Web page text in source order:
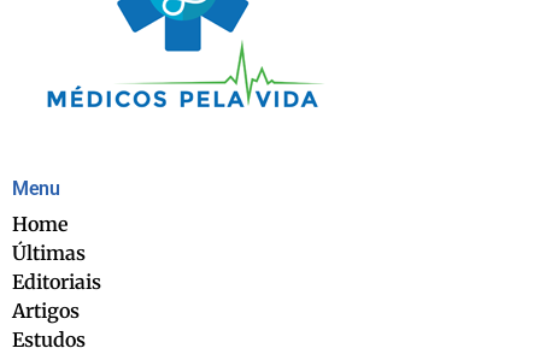
Menu
Home
Últimas
Editoriais
Artigos
Estudos